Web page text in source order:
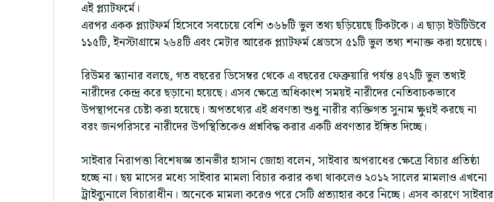
এই প্ল্যাটফর্মে।
এরপর একক প্ল্যাটফর্ম হিসেবে সবচেয়ে বেশি ৩৬৮টি ভুল তথ্য ছড়িয়েছে টিকটকে। এ ছাড়া ইউটিউবে
১১৫টি, ইনস্টাগ্রামে ২৬৪টি এবং মেটার আরেক প্ল্যাটফর্ম থ্রেডসে ৫১টি ভুল তথ্য শনাক্ত করা হয়েছে।
রিউমর স্ক্যানার বলছে, গত বছরের ডিসেম্বর থেকে এ বছরের ফেব্রুয়ারি পর্যন্ত ৪৭২টি ভুল তথ্যই
নারীদের কেন্দ্র করে ছড়ানো হয়েছে। এসব ক্ষেত্রে অধিকাংশ সময়ই নারীদের নেতিবাচকভাবে
উপস্থাপনের চেষ্টা করা হয়েছে। অপতথ্যের এই প্রবণতা শুধু নারীর ব্যক্তিগত সুনাম ক্ষুণ্নই করছে না
বরং জনপরিসরে নারীদের উপস্থিতিকেও প্রশ্নবিদ্ধ করার একটি প্রবণতার ইঙ্গিত দিচ্ছে।
সাইবার নিরাপত্তা বিশেষজ্ঞ তানভীর হাসান জোহা বলেন, সাইবার অপরাধের ক্ষেত্রে বিচার প্রতিষ্ঠা
হচ্ছে না। ছয় মাসের মধ্যে সাইবার মামলা বিচার করার কথা থাকলেও ২০১২ সালের মামলাও এখনো
ট্রাইব্যুনালে বিচারাধীন। অনেকে মামলা করেও পরে সেটি প্রত্যাহার করে নিচ্ছে। এসব কারণে সাইবার